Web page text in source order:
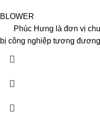
BLOWER
Phúc Hưng là đơn vị
bị công nghiệp tương đương